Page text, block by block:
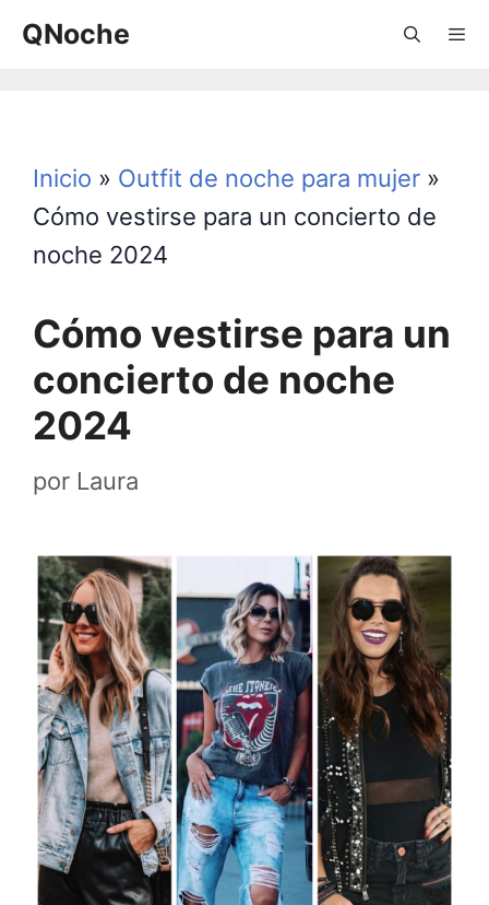
Saltar
QNoche
Inicio » Outfit de noche para mujer »
Cómo vestirse para un concierto de
noche 2024
Cómo vestirse para un
concierto de noche
2024
por Laura